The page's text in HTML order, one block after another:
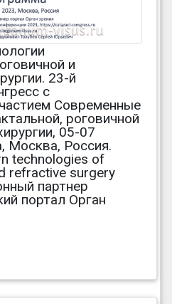
и
23-й
с
Современные
роговичной
05-07
Москва, Россия.
technologies of
refractive surgery
партнер
портал Орган